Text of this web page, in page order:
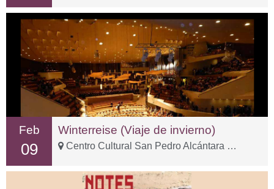
Feb
09
Winterreise (Viaje de invierno)
Centro Cultural San Pedro Alcántara – C. Sp Tolox, 3